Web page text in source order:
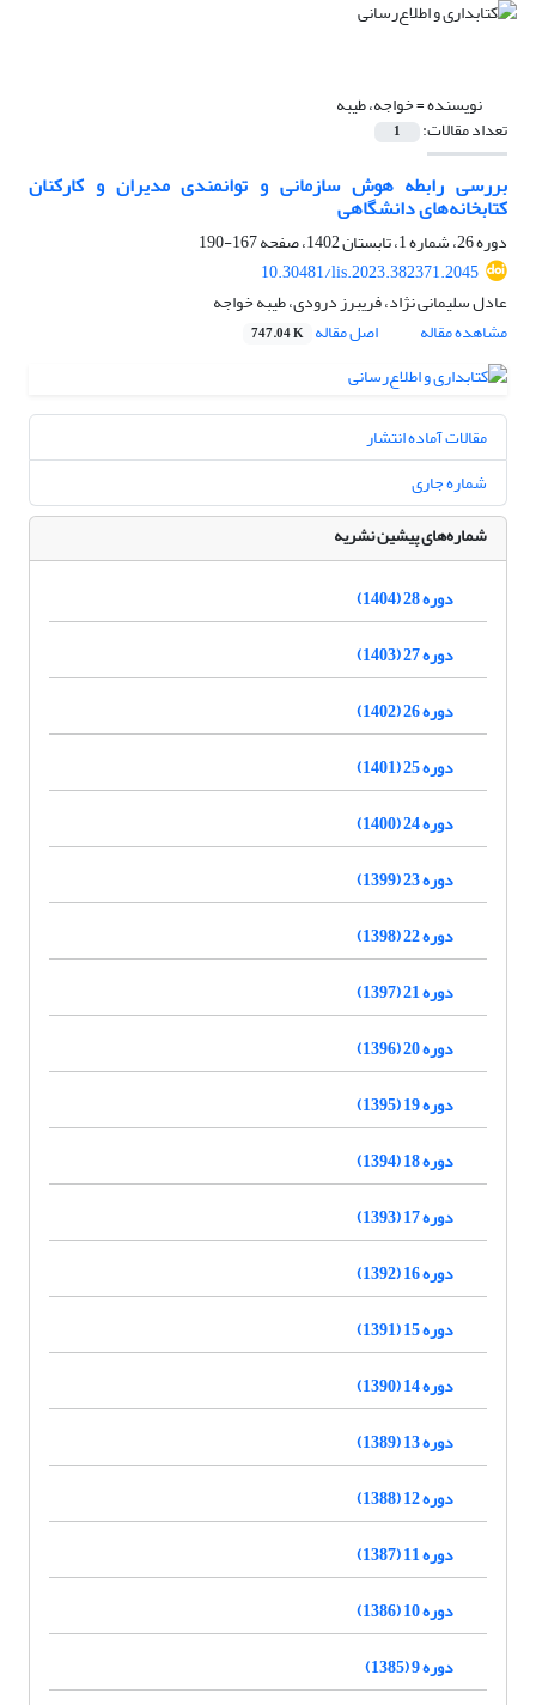
نویسنده =خواجه، طیبه
تعداد مقالات: 1
بررسی رابطه هوش سازمانی و توانمندی مدیران و کارکنان
کتابخانه‌های دانشگاهی
دوره 26، شماره 1، تابستان 1402، صفحه
167-190
10.30481/lis.2023.382371.2045
عادل سلیمانی نژاد، فریبرز درودی، طیبه خواجه
مشاهده مقاله
اصل مقاله 747.04 K
مقالات آماده انتشار
شماره جاری
شماره‌های پیشین نشریه
دوره 28 (1404)
دوره 27 (1403)
دوره 26 (1402)
دوره 25 (1401)
دوره 24 (1400)
دوره 23 (1399)
دوره 22 (1398)
دوره 21 (1397)
دوره 20 (1396)
دوره 19 (1395)
دوره 18 (1394)
دوره 17 (1393)
دوره 16 (1392)
دوره 15 (1391)
دوره 14 (1390)
دوره 13 (1389)
دوره 12 (1388)
دوره 11 (1387)
دوره 10 (1386)
دوره 9 (1385)